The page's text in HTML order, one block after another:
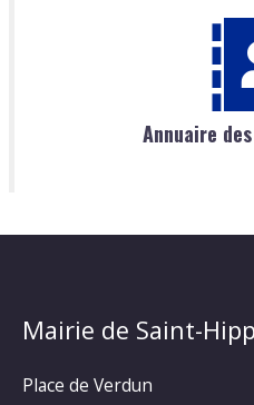
Annuaire
Mairie de Saint-
Place de Verdun